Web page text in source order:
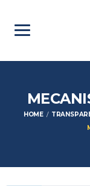
HOME